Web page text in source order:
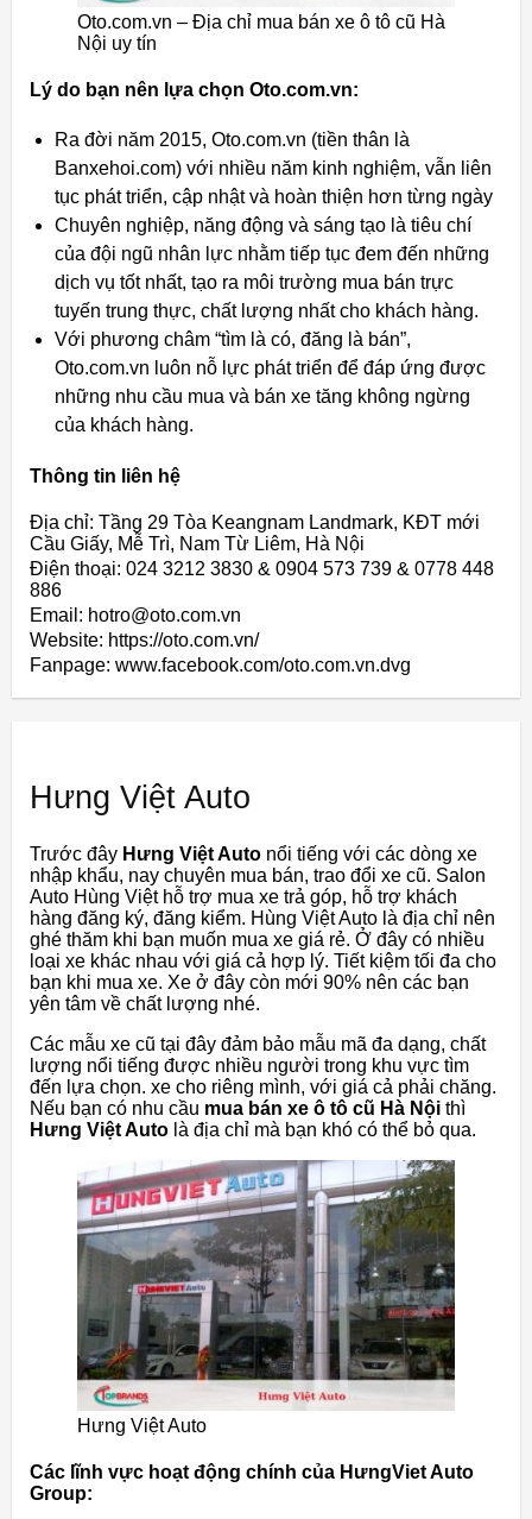
Oto.com.vn – Địa chỉ mua bán xe ô tô cũ Hà
Nội uy tín
Lý do bạn nên lựa chọn Oto.com.vn:
Ra đời năm 2015, Oto.com.vn (tiền thân là
Banxehoi.com) với nhiều năm kinh nghiệm, vẫn liên
tục phát triển, cập nhật và hoàn thiện hơn từng ngày
Chuyên nghiệp, năng động và sáng tạo là tiêu chí
của đội ngũ nhân lực nhằm tiếp tục đem đến những
dịch vụ tốt nhất, tạo ra môi trường mua bán trực
tuyến trung thực, chất lượng nhất cho khách hàng.
Với phương châm “tìm là có, đăng là bán”,
Oto.com.vn luôn nỗ lực phát triển để đáp ứng được
những nhu cầu mua và bán xe tăng không ngừng
của khách hàng.
Thông tin liên hệ
Địa chỉ: Tầng 29 Tòa Keangnam Landmark, KĐT mới
Cầu Giấy, Mễ Trì, Nam Từ Liêm, Hà Nội
Điện thoại: 024 3212 3830 & 0904 573 739 & 0778 448
886
Email: hotro@oto.com.vn
Website: https://oto.com.vn/
Fanpage: www.facebook.com/oto.com.vn.dvg
Hưng Việt Auto
Trước đây Hưng Việt Auto nổi tiếng với các dòng xe
nhập khẩu, nay chuyên mua bán, trao đổi xe cũ. Salon
Auto Hùng Việt hỗ trợ mua xe trả góp, hỗ trợ khách
hàng đăng ký, đăng kiểm. Hùng Việt Auto là địa chỉ nên
ghé thăm khi bạn muốn mua xe giá rẻ. Ở đây có nhiều
loại xe khác nhau với giá cả hợp lý. Tiết kiệm tối đa cho
bạn khi mua xe. Xe ở đây còn mới 90% nên các bạn
yên tâm về chất lượng nhé.
Các mẫu xe cũ tại đây đảm bảo mẫu mã đa dạng, chất
lượng nổi tiếng được nhiều người trong khu vực tìm
đến lựa chọn. xe cho riêng mình, với giá cả phải chăng.
Nếu bạn có nhu cầu mua bán xe ô tô cũ Hà Nội thì
Hưng Việt Auto là địa chỉ mà bạn khó có thể bỏ qua.
Hưng Việt Auto
Các lĩnh vực hoạt động chính của HưngViet Auto
Group: